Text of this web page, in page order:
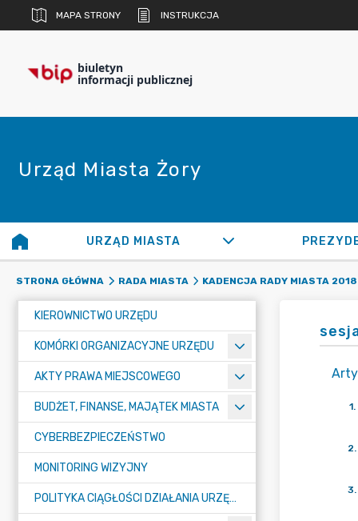
MAPA STRONY INSTRUKCJA
biuletyn
informacji publicznej
Urząd Miasta Żory
URZĄD MIASTA
STRONA GŁÓWNA RADA MIASTA KADENCJA RADY MIASTA
KIEROWNICTWO URZĘDU
KOMÓRKI ORGANIZACYJNE URZĘDU
AKTY PRAWA MIEJSCOWEGO
BUDŻET, FINANSE, MAJĄTEK MIASTA
CYBERBEZPIECZEŃSTWO
MONITORING WIZYJNY
POLITYKA CIĄGŁOŚCI DZIAŁANIA URZĘDU MIASTA ŻORY
1.
2.
3.